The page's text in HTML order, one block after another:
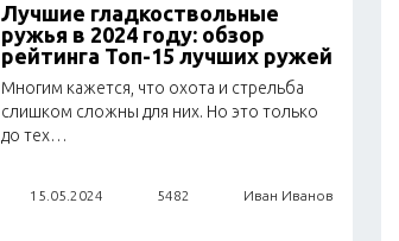
Лучшие гладкоствольные
ружья в 2024 году: обзор
рейтинга Топ-15 лучших ружей
Многим кажется, что охота и стрельба
слишком сложны для них. Но это только
до тех…
15.05.2024 5482 Иван Иванов